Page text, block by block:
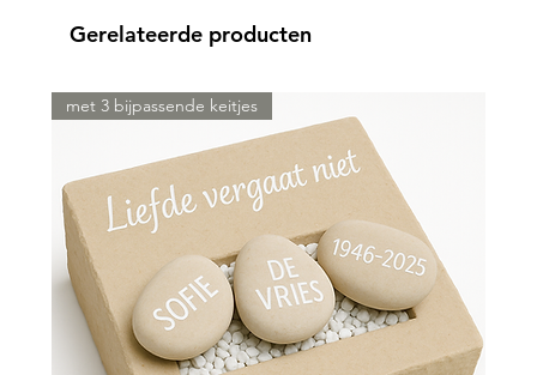
Gerelateerde producten
met 3 bijpassende keitjes